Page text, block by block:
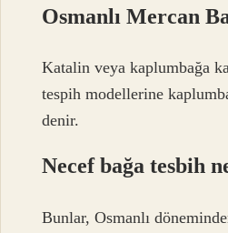
Osmanlı Mercan
Katalin veya kaplumbağa
tespih modellerine
denir.
Necef bağa tesbih
Bunlar, Osmanlı